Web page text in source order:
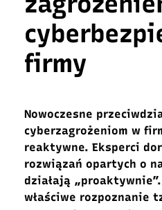
firmy
Nowoczesne
cyberzagrożeniom w
reaktywne. Eksperci
rozwiązań opartych o
działają
właściwe rozpoznanie